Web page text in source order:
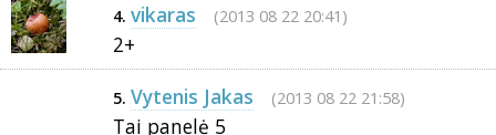
4. vikaras (2013 08 22 20:41)
2+
5. Vytenis Jakas (2013 08 22 21:58)
Tai panelė 5